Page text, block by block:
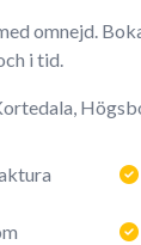
omnejd.
i tid.